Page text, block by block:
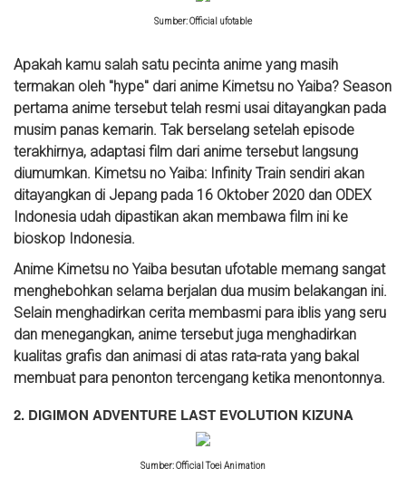
Sumber: Official ufotable
Apakah kamu salah satu pecinta anime yang masih
termakan oleh "hype" dari anime Kimetsu no Yaiba? Season
pertama anime tersebut telah resmi usai ditayangkan pada
musim panas kemarin. Tak berselang setelah episode
terakhirnya, adaptasi film dari anime tersebut langsung
diumumkan. Kimetsu no Yaiba: Infinity Train sendiri akan
ditayangkan di Jepang pada 16 Oktober 2020 dan ODEX
Indonesia udah dipastikan akan membawa film ini ke
bioskop Indonesia.
Anime Kimetsu no Yaiba besutan ufotable memang sangat
menghebohkan selama berjalan dua musim belakangan ini.
Selain menghadirkan cerita membasmi para iblis yang seru
dan menegangkan, anime tersebut juga menghadirkan
kualitas grafis dan animasi di atas rata-rata yang bakal
membuat para penonton tercengang ketika menontonnya.
2. DIGIMON ADVENTURE LAST EVOLUTION KIZUNA
Sumber: Official Toei Animation